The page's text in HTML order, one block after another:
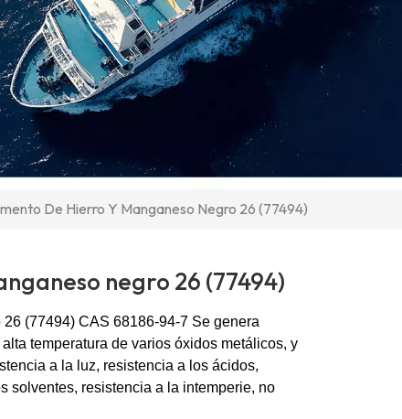
De Hierro Y Manganeso Negro 26 (77494)
negro 26 (77494)
26 (77494) CAS 68186-94-7 Se genera
temperatura de varios óxidos metálicos, y
a la luz, resistencia a los ácidos,
solventes, resistencia a la intemperie, no